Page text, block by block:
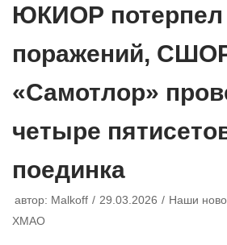
ЮКИОР потерпел
поражений,
«Самотлор»
четыре
поединка
автор: Malkoff 29.03.2026 Наши
ХМАО